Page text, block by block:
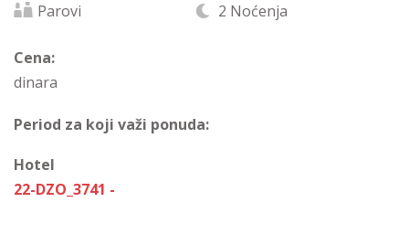
Parovi 2 Noćenja
Cena:
dinara
Period za koji važi ponuda:
Hotel
22-DZO_3741 -